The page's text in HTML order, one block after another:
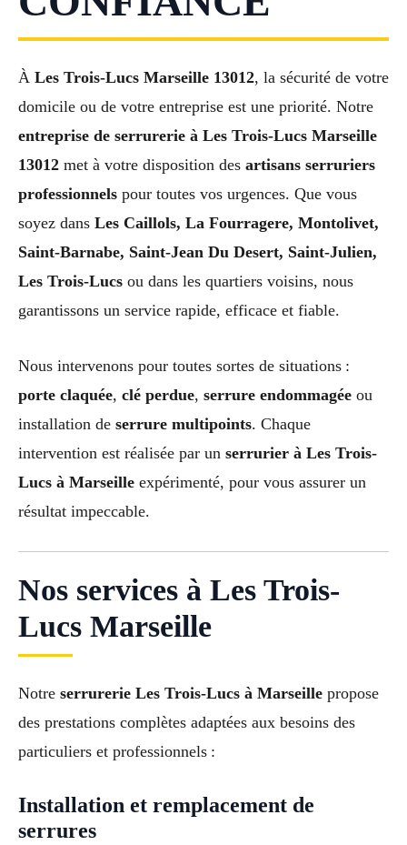
À Les Trois-Lucs Marseille 13012, la sécurité de votre
domicile ou de votre entreprise est une priorité. Notre
entreprise de serrurerie à Les Trois-Lucs Marseille
13012 met à votre disposition des artisans serruriers
professionnels pour toutes vos urgences. Que vous
soyez dans Les Caillols, La Fourragere, Montolivet,
Saint-Barnabe, Saint-Jean Du Desert, Saint-Julien,
Les Trois-Lucs ou dans les quartiers voisins, nous
garantissons un service rapide, efficace et fiable.
Nous intervenons pour toutes sortes de situations :
porte claquée, clé perdue, serrure endommagée ou
installation de serrure multipoints. Chaque
intervention est réalisée par un serrurier à Les Trois-
Lucs à Marseille expérimenté, pour vous assurer un
résultat impeccable.
Nos services à Les Trois-
Lucs Marseille
Notre serrurerie Les Trois-Lucs à Marseille propose
des prestations complètes adaptées aux besoins des
particuliers et professionnels :
Installation et remplacement de
serrures